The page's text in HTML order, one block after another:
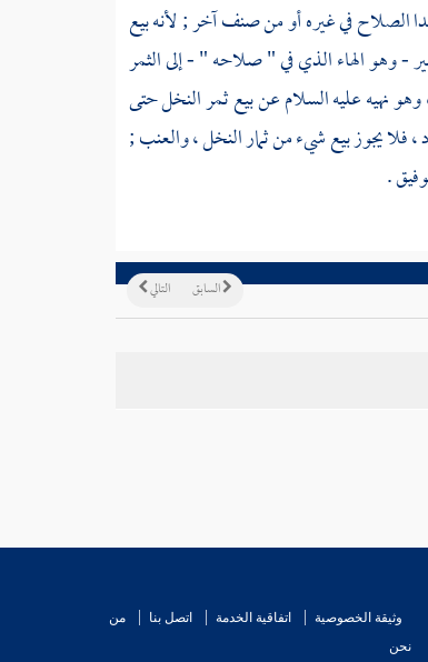
الصلاح في غيره أو من صنف آخر ; لأنه بيع
- وهو الهاء الذي في " صلاحه " - إلى الثمر
نهيه عليه السلام عن بيع ثمر النخل حتى
فلا يجوز بيع شيء من ثمار النخل ، والعنب ;
.
التالي السابق
وثيقة الخصوصية اتفاقية الخدمة اتصل بنا
من
نحن